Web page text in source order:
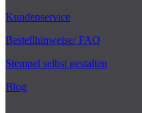
Kundenservice
Bestellhinweise/ FAQ
Stempel selbst gestalten
Blog